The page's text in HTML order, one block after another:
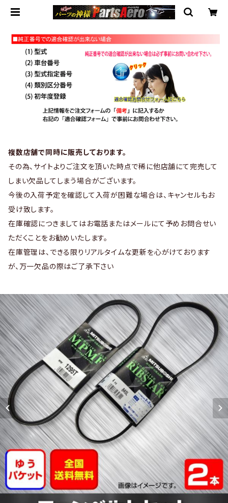
複数店舗で同時に販売しております。
その為、サイトよりご注文を頂いた時点で稀に他店舗にて完売して
しまい欠品してしまう場合がございます。
今後の入荷予定を確認して入荷が困難な場合は、キャンセルもお
受け致します。
在庫確認につきましてはお電話またはメールにて予めお問合せい
ただくことをお勧めいたします。
在庫管理は、できる限りリアルタイムな更新を心がけております
が、万一欠品の際はご了承下さい